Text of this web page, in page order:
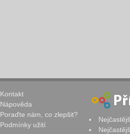
Kontakt
Nápověda
Poraďte nám, co zlepšit?
Podmínky užití